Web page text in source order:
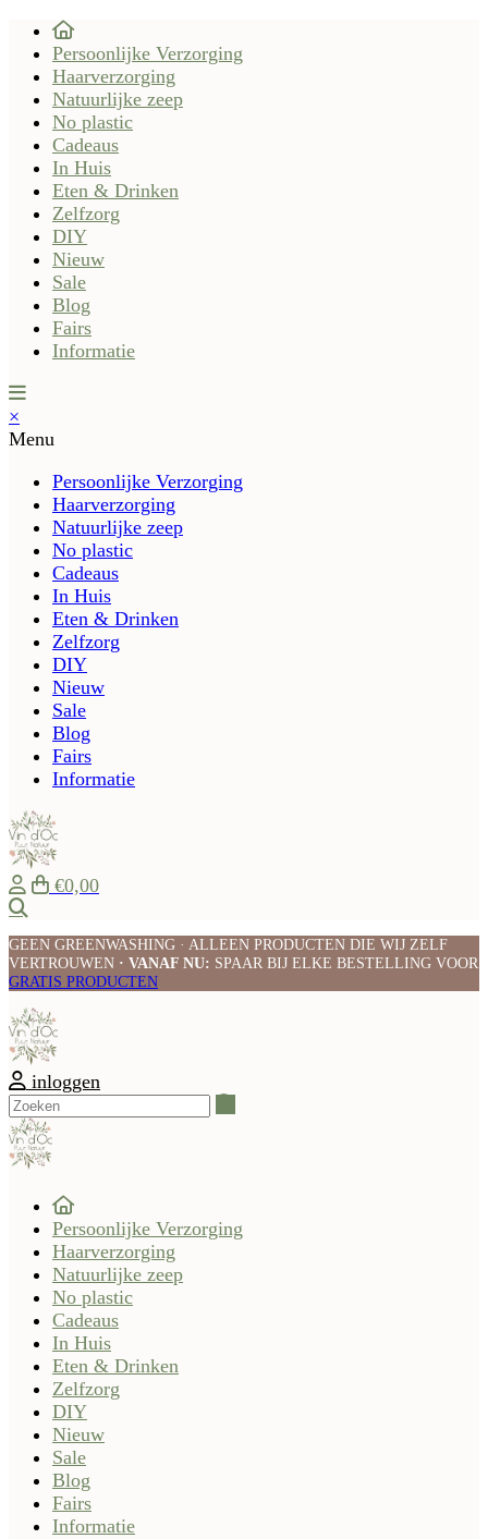
Persoonlijke Verzorging
Haarverzorging
Natuurlijke zeep
No plastic
Cadeaus
In Huis
Eten & Drinken
Zelfzorg
DIY
Nieuw
Sale
Blog
Fairs
Informatie
×
Menu
Persoonlijke Verzorging
Haarverzorging
Natuurlijke zeep
No plastic
Cadeaus
In Huis
Eten & Drinken
Zelfzorg
DIY
Nieuw
Sale
Blog
Fairs
Informatie
€0,00
GEEN GREENWASHING · ALLEEN PRODUCTEN DIE WIJ ZELF
VERTROUWEN · VANAF NU: SPAAR BIJ ELKE BESTELLING VOOR
GRATIS PRODUCTEN
inloggen
Persoonlijke Verzorging
Haarverzorging
Natuurlijke zeep
No plastic
Cadeaus
In Huis
Eten & Drinken
Zelfzorg
DIY
Nieuw
Sale
Blog
Fairs
Informatie